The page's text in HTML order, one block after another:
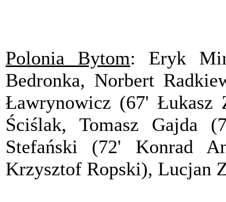
Polonia Bytom: Eryk
Bedronka, Norbert
Ławrynowicz (67' Łukasz
Ściślak, Tomasz Gajda
Stefański (72' Konrad
Krzysztof Ropski), Lucjan